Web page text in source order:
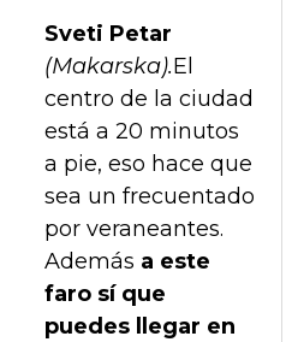
Sveti Petar
(Makarska).El
centro de la ciudad
está a 20 minutos
a pie, eso hace que
sea un frecuentado
por veraneantes.
Además a este
faro sí que
puedes llegar en